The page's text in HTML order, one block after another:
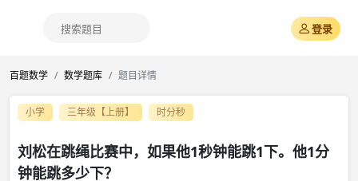
登录
百题数学 数学题库 题目详情
小学 三年级【上册】 时分秒
刘松在跳绳比赛中，如果他1秒钟能跳1下。他1分
钟能跳多少下？